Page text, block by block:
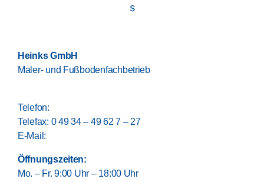
Heinks GmbH
Maler- und Fußbodenfachbetrieb
Telefon:
Telefax: 0 49 34 – 49 62 7 – 27
E-Mail:
Öffnungszeiten:
Mo. – Fr. 9:00 Uhr – 18:00 Uhr